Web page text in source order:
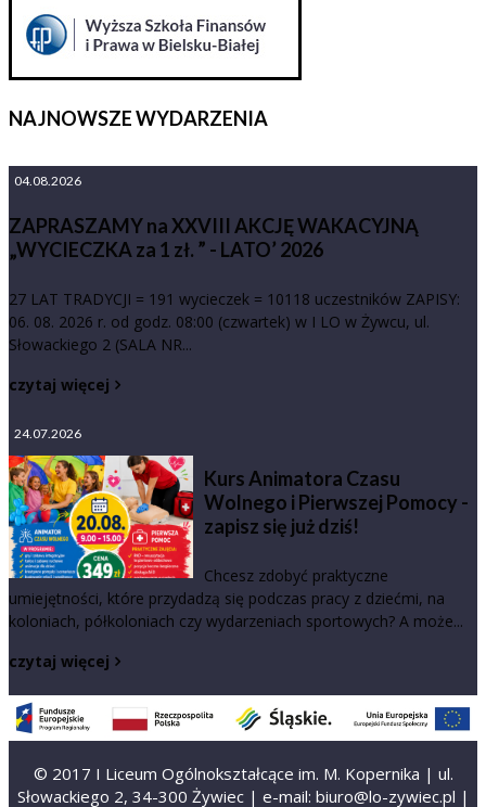
NAJNOWSZE WYDARZENIA
04.08.2026
ZAPRASZAMY na XXVIII AKCJĘ WAKACYJNĄ
„WYCIECZKA za 1 zł. ” - LATO’ 2026
27 LAT TRADYCJI = 191 wycieczek = 10118 uczestników ZAPISY:
06. 08. 2026 r. od godz. 08:00 (czwartek) w I LO w Żywcu, ul.
Słowackiego 2 (SALA NR...
czytaj więcej
24.07.2026
Kurs Animatora Czasu
Wolnego i Pierwszej Pomocy -
zapisz się już dziś!
Chcesz zdobyć praktyczne
umiejętności, które przydadzą się podczas pracy z dziećmi, na
koloniach, półkoloniach czy wydarzeniach sportowych? A może...
czytaj więcej
© 2017 I Liceum Ogólnokształcące im. M. Kopernika | ul.
Słowackiego 2, 34-300 Żywiec | e-mail: biuro@lo-zywiec.pl |